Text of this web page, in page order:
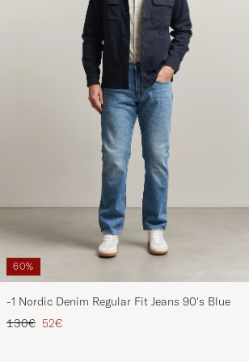
60%
-1 Nordic Denim Regular Fit Jeans 90's Blue
Regulärer Preis
130€ Reduzierter Preis
52€